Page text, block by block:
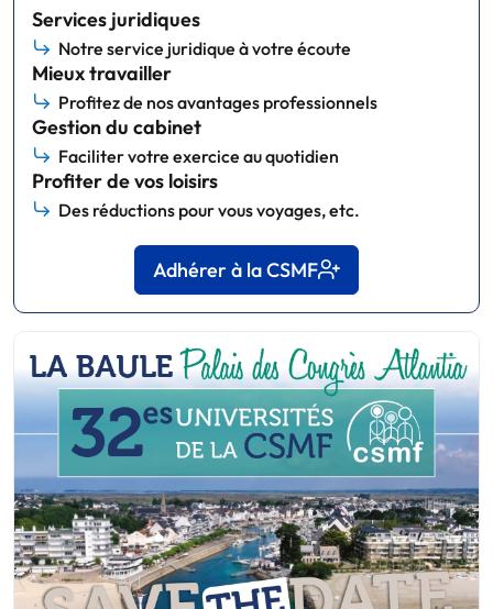
Services juridiques
Notre service juridique à votre écoute
Mieux travailler
Profitez de nos avantages professionnels
Gestion du cabinet
Faciliter votre exercice au quotidien
Profiter de vos loisirs
Des réductions pour vous voyages, etc.
Adhérer à la CSMF